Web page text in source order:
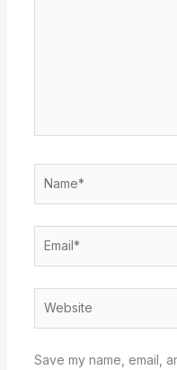
Save my name, email,